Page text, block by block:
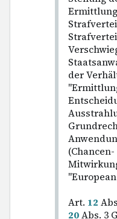
der
Art. 12
20Abs. 3